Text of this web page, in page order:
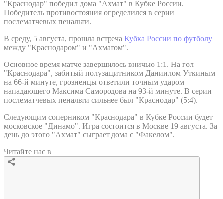
"Краснодар" победил дома "Ахмат" в Кубке России.
Победитель противостояния определился в серии
послематчевых пенальти.
В среду, 5 августа, прошла встреча Кубка России по футболу
между "Краснодаром" и "Ахматом".
Основное время матче завершилось вничью 1:1. На гол
"Краснодара", забитый полузащитником Даниилом Уткиным
на 66-й минуте, грозненцы ответили точным ударом
нападающего Максима Самородова на 93-й минуте. В серии
послематчевых пенальти сильнее был "Краснодар" (5:4).
Следующим соперником "Краснодара" в Кубке России будет
московское "Динамо". Игра состоится в Москве 19 августа. За
день до этого "Ахмат" сыграет дома с "Факелом".
Читайте нас в